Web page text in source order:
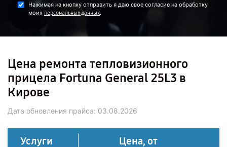
Нажимая на кнопку отправить я даю свое согласие на обработку
моих персональных данных.
Цена ремонта тепловизионного
прицела Fortuna General 25L3 в
Кирове
Дата обновления прайса: 03.08.2026
Услуги Цена, от